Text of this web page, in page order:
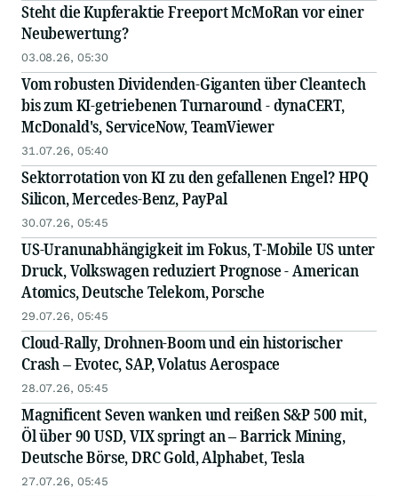
Steht die Kupferaktie Freeport McMoRan vor einer
Neubewertung?
03.08.26, 05:30
Vom robusten Dividenden-Giganten über Cleantech
bis zum KI-getriebenen Turnaround - dynaCERT,
McDonald's, ServiceNow, TeamViewer
31.07.26, 05:40
Sektorrotation von KI zu den gefallenen Engel? HPQ
Silicon, Mercedes-Benz, PayPal
30.07.26, 05:45
US-Uranunabhängigkeit im Fokus, T-Mobile US unter
Druck, Volkswagen reduziert Prognose - American
Atomics, Deutsche Telekom, Porsche
29.07.26, 05:45
Cloud-Rally, Drohnen-Boom und ein historischer
Crash – Evotec, SAP, Volatus Aerospace
28.07.26, 05:45
Magnificent Seven wanken und reißen S&P 500 mit,
Öl über 90 USD, VIX springt an – Barrick Mining,
Deutsche Börse, DRC Gold, Alphabet, Tesla
27.07.26, 05:45